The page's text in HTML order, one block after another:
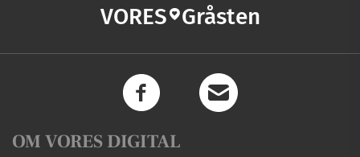
VORES Gråsten
OM VORES DIGITAL